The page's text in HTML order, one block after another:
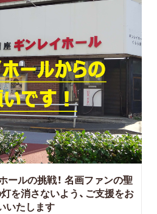
ールの挑戦！ 名画ファンの聖
を消さないよう、ご支援をお
いたします